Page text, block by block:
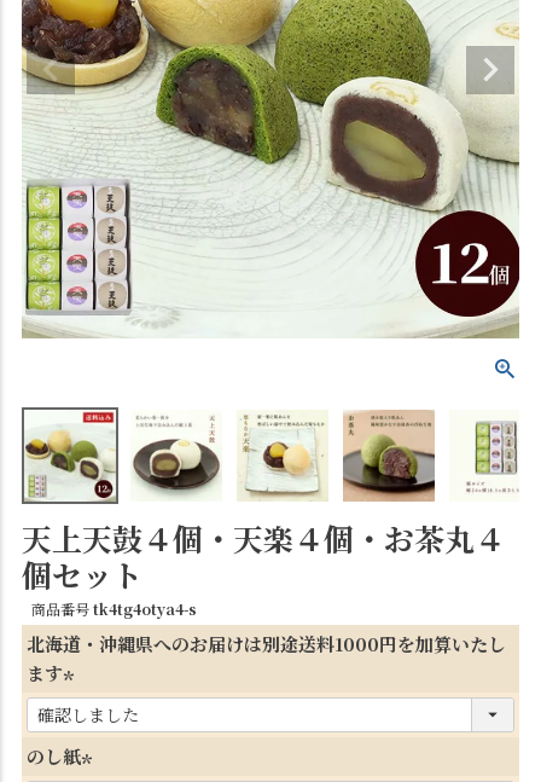
天上天鼓４個・天楽４個・お茶丸４
個セット
商品番号tk4tg4otya4-s
北海道・沖縄県へのお届けは別途送料1000円を加算いたし
ます
(
必
須
のし紙